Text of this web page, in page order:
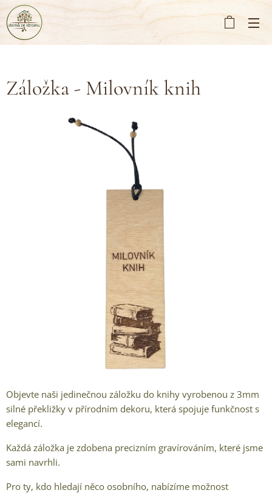
Záložka - Milovník knih
Objevte naši jedinečnou záložku do knihy vyrobenou z 3mm
silné překližky v přírodním dekoru, která spojuje funkčnost s
elegancí.
Každá záložka je zdobena precizním gravírováním, které jsme
sami navrhli.
Pro ty, kdo hledají něco osobního, nabízíme možnost